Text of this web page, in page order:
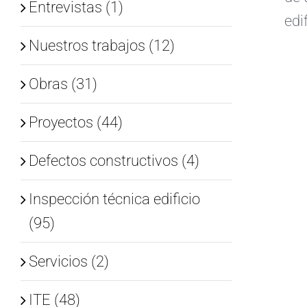
Entrevistas (1)
Nuestros trabajos (12)
Obras (31)
Proyectos (44)
Defectos constructivos (4)
Inspección técnica edificio
(95)
Servicios (2)
ITE (48)